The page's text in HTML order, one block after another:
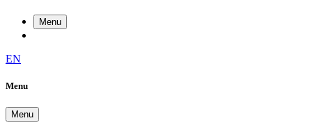
Menu
EN
Menu
Menu